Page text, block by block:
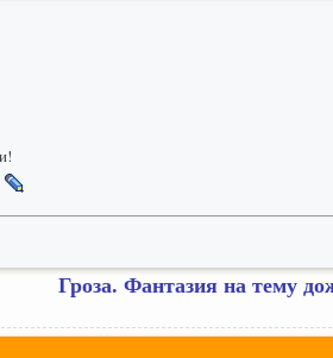
Гроза. Фантазия на тему